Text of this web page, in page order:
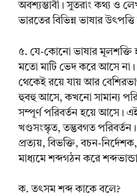
অবশ্যম্ভাবী। সুতরাং কথ্য ও
ভারতের বিভিন্ন ভাষার
৫. যে-কোনো ভাষার মূলশক্তি
মতো মাটি ভেদ করে আসে না।
থেকেই রয়ে যায় আর
হুবহু আসে, কখনো সামান্য
সম্পূর্ণ পরিবর্তন হয়ে আসে।
খণ্ডসংস্কৃত, তদ্ভবগত
প্রত্যয়, বিভক্তি, বচন-নির্দেশক,
মাধ্যমে শব্দগঠন করে
ক. তৎসম শব্দ কাকে বলে?